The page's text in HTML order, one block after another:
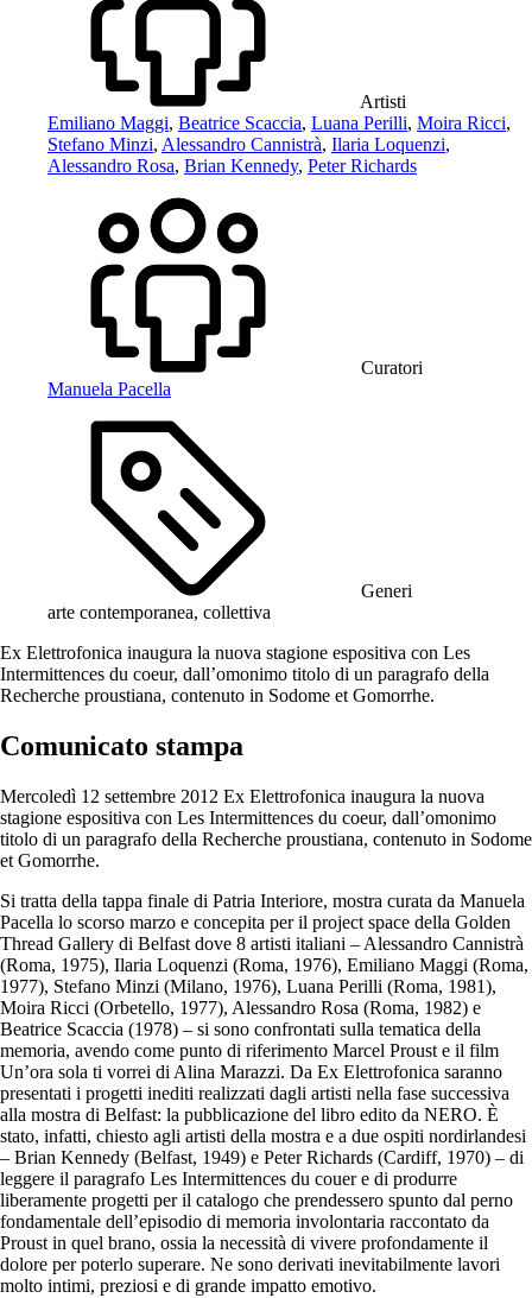
Artisti
Emiliano Maggi, Beatrice Scaccia, Luana Perilli, Moira Ricci,
Stefano Minzi, Alessandro Cannistrà, Ilaria Loquenzi,
Alessandro Rosa, Brian Kennedy, Peter Richards
Curatori
Manuela Pacella
Generi
arte contemporanea, collettiva
Ex Elettrofonica inaugura la nuova stagione espositiva con Les
Intermittences du coeur, dall’omonimo titolo di un paragrafo della
Recherche proustiana, contenuto in Sodome et Gomorrhe.
Comunicato stampa
Mercoledì 12 settembre 2012 Ex Elettrofonica inaugura la nuova
stagione espositiva con Les Intermittences du coeur, dall’omonimo
titolo di un paragrafo della Recherche proustiana, contenuto in Sodome
et Gomorrhe.
Si tratta della tappa finale di Patria Interiore, mostra curata da Manuela
Pacella lo scorso marzo e concepita per il project space della Golden
Thread Gallery di Belfast dove 8 artisti italiani – Alessandro Cannistrà
(Roma, 1975), Ilaria Loquenzi (Roma, 1976), Emiliano Maggi (Roma,
1977), Stefano Minzi (Milano, 1976), Luana Perilli (Roma, 1981),
Moira Ricci (Orbetello, 1977), Alessandro Rosa (Roma, 1982) e
Beatrice Scaccia (1978) – si sono confrontati sulla tematica della
memoria, avendo come punto di riferimento Marcel Proust e il film
Un’ora sola ti vorrei di Alina Marazzi. Da Ex Elettrofonica saranno
presentati i progetti inediti realizzati dagli artisti nella fase successiva
alla mostra di Belfast: la pubblicazione del libro edito da NERO. È
stato, infatti, chiesto agli artisti della mostra e a due ospiti nordirlandesi
– Brian Kennedy (Belfast, 1949) e Peter Richards (Cardiff, 1970) – di
leggere il paragrafo Les Intermittences du couer e di produrre
liberamente progetti per il catalogo che prendessero spunto dal perno
fondamentale dell’episodio di memoria involontaria raccontato da
Proust in quel brano, ossia la necessità di vivere profondamente il
dolore per poterlo superare. Ne sono derivati inevitabilmente lavori
molto intimi, preziosi e di grande impatto emotivo.